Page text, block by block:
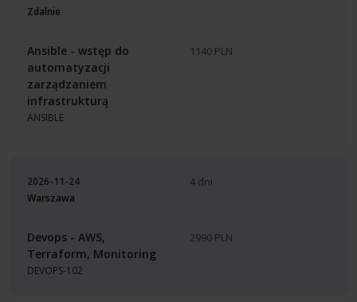
Zdalnie
Ansible - wstęp do
automatyzacji
zarządzaniem
infrastrukturą
ANSIBLE
1140 PLN
2026-11-24
Warszawa
Devops - AWS,
Terraform, Monitoring
DEVOPS-102
4 dni
2990 PLN